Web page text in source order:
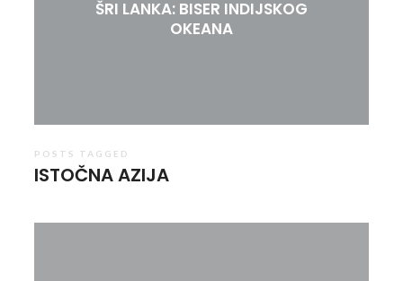
ŠRI LANKA: BISER INDIJSKOG
OKEANA
POSTS TAGGED
ISTOČNA AZIJA